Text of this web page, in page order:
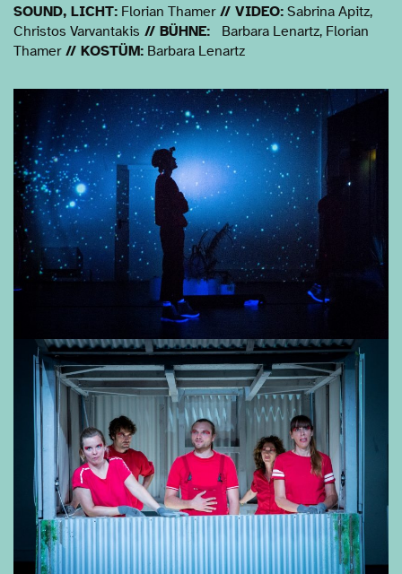
SOUND, LICHT: Florian Thamer// VIDEO: Sabrina Apitz,
Christos Varvantakis // BÜHNE:
Barbara Lenartz, Florian
Thamer// KOSTÜM: Barbara Lenartz